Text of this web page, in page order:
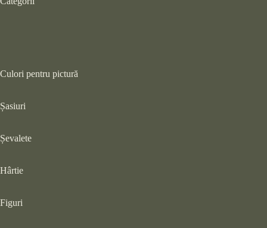
Culori pentru pictură
Șasiuri
Șevalete
Hârtie
Figuri